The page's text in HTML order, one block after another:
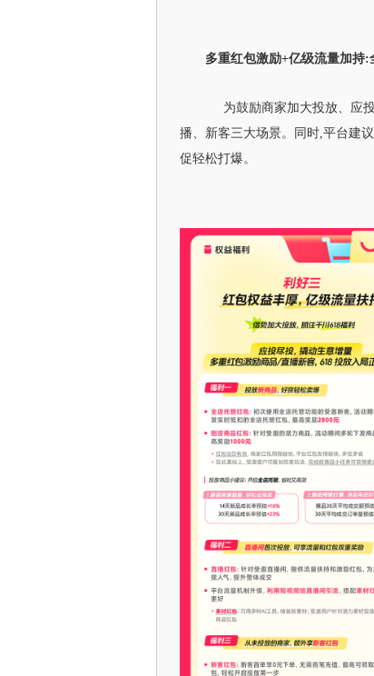
多重红包激励+亿级流量加持
为鼓励商家加大投放、应投
播、新客三大场景。同时,平台建
促轻松打爆。